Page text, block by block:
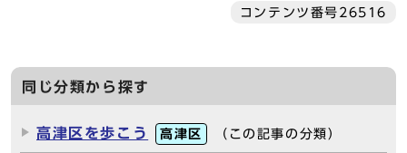
コンテンツ番号26516
同じ分類から探す
高津区を歩こう 高津区 （この記事の分類）